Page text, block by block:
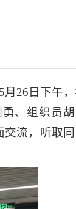
月26日下午
、组织员
交流，听取